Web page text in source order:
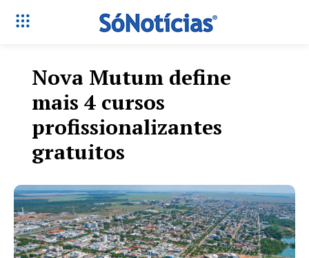
Nova Mutum define
mais 4 cursos
profissionalizantes
gratuitos